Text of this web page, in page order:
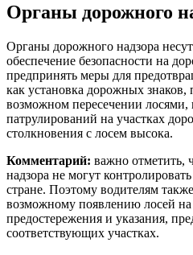
Органы дорожного
Органы дорожного надзора несут
обеспечение безопасности на
предпринять меры для
как установка дорожных
возможном пересечении лосями,
патрулирований на участках
столкновения с лосем высока.
Комментарий: важно отметить,
надзора не могут
стране. Поэтому водителям
возможному появлению лосей на
предостережения и указания,
соответствующих участках.